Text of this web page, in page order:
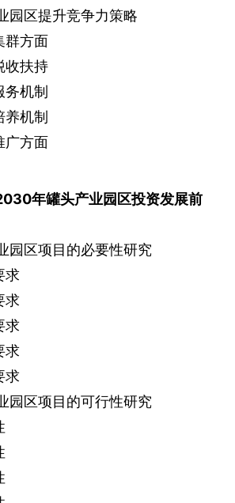
园区提升竞争力策略
群方面
收扶持
机制
机制
广方面
年罐头产业园区投资发展前
园区项目的必要性研究
求
求
求
求
求
园区项目的可行性研究